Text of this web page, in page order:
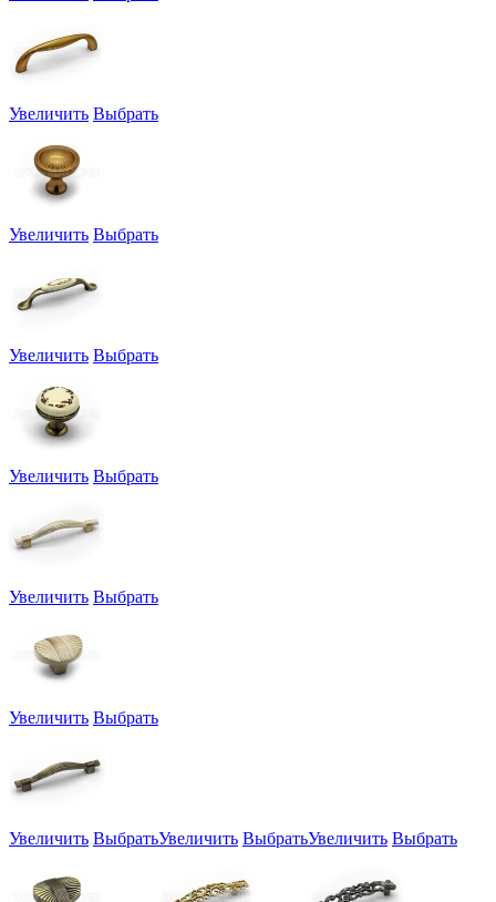
Увеличить Выбрать
Увеличить Выбрать
Увеличить Выбрать
Увеличить Выбрать
Увеличить Выбрать
Увеличить Выбрать
Увеличить ВыбратьУвеличить ВыбратьУвеличить Выбрать